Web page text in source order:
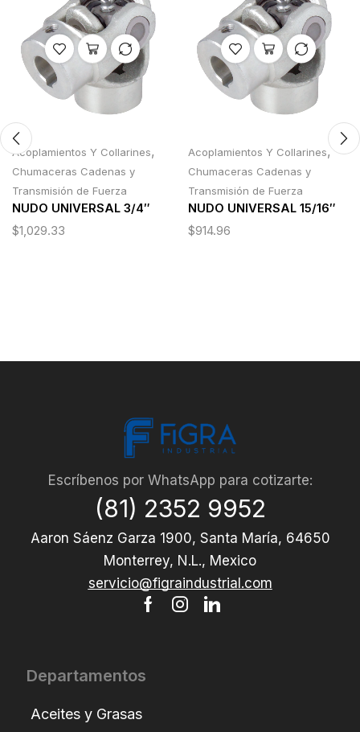
Acoplamientos Y Collarines,
Chumaceras Cadenas y
Transmisión de Fuerza
NUDO UNIVERSAL 3/4″
$1,029.33
Acoplamientos Y Collarines,
Chumaceras Cadenas y
Transmisión de Fuerza
NUDO UNIVERSAL 15/16″
$914.96
Escríbenos por WhatsApp para cotizarte:
(81) 2352 9952
Aaron Sáenz Garza 1900, Santa María, 64650
Monterrey, N.L., Mexico
servicio@figraindustrial.com
Departamentos
Aceites y Grasas